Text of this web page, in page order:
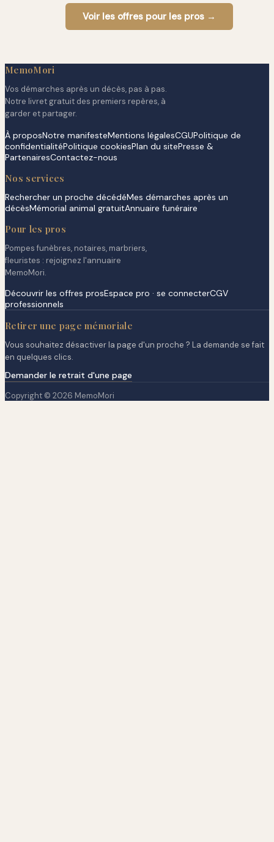
Voir les offres pour les pros →
MemoMori
Vos démarches après un décès, pas à pas.
Notre livret gratuit des premiers repères, à
garder et partager.
À proposNotre manifesteMentions légalesCGUPolitique de
confidentialitéPolitique cookiesPlan du sitePresse &
PartenairesContactez-nous
Nos services
Rechercher un proche décédéMes démarches après un
décèsMémorial animal gratuitAnnuaire funéraire
Pour les pros
Pompes funèbres, notaires, marbriers,
fleuristes : rejoignez l'annuaire
MemoMori.
Découvrir les offres prosEspace pro · se connecterCGV
professionnels
Retirer une page mémoriale
Vous souhaitez désactiver la page d'un proche ? La demande se fait
en quelques clics.
Demander le retrait d'une page
Copyright © 2026 MemoMori